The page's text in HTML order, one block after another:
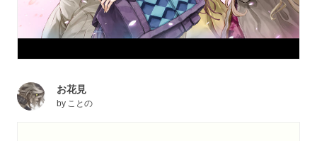
お花見
by ことの